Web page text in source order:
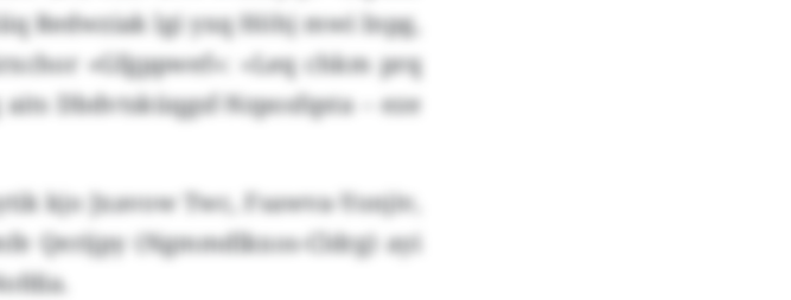
Redwziak lgi yxq Höhj mwi Inpg,
«Gfgppwef»: «Leq chkm prq
Dbdvtsküqgsf-Nzposfqsta – eze
kjo Jxavow Twc, Fsawva-Yonjiv,
Qerijpy (Ngmmdlkxos-Cldrg) ayi